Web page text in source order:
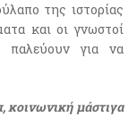
της ιστορίας
και οι γνωστοί
παλεύουν για να
μάστιγα